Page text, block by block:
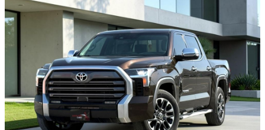
توندرا
كروكاب
بنزين
أوتوماتيكي
بدفع
رباعي
مستعمل